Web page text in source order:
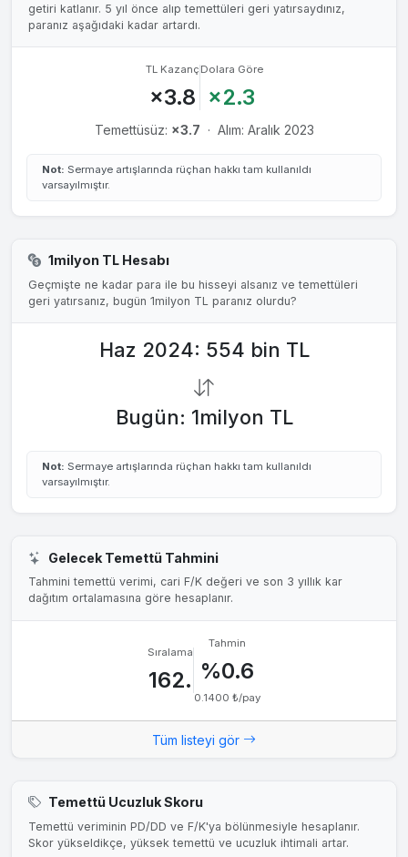
getiri katlanır. 5 yıl önce alıp temettüleri geri yatırsaydınız,
paranız aşağıdaki kadar artardı.
TL Kazanç
×3.8
Dolara Göre
×2.3
Temettüsüz: ×3.7 · Alım: Aralık 2023
Not: Sermaye artışlarında rüçhan hakkı tam kullanıldı
varsayılmıştır.
1milyon TL Hesabı
Geçmişte ne kadar para ile bu hisseyi alsanız ve temettüleri
geri yatırsanız, bugün 1milyon TL paranız olurdu?
Haz 2024: 554 bin TL
Bugün: 1milyon TL
Not: Sermaye artışlarında rüçhan hakkı tam kullanıldı
varsayılmıştır.
Gelecek Temettü Tahmini
Tahmini temettü verimi, cari F/K değeri ve son 3 yıllık kar
dağıtım ortalamasına göre hesaplanır.
Sıralama
162.
Tahmin
%0.6
0.1400 ₺/pay
Tüm listeyi gör
Temettü Ucuzluk Skoru
Temettü veriminin PD/DD ve F/K'ya bölünmesiyle hesaplanır.
Skor yükseldikçe, yüksek temettü ve ucuzluk ihtimali artar.